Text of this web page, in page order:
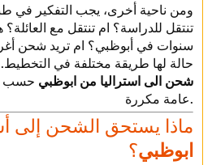
ومن ناحية أخرى، يجب التفكير في
تنتقل للدراسة؟ ام تنتقل مع العائلة؟
سنوات في أبوظبي؟ ام تريد شحن
حالة لها طريقة مختلفة في
شحن الى استراليا من ابوظبي حسب
عامة مكررة.
ماذا يستحق الشحن إلى
ابوظبي؟